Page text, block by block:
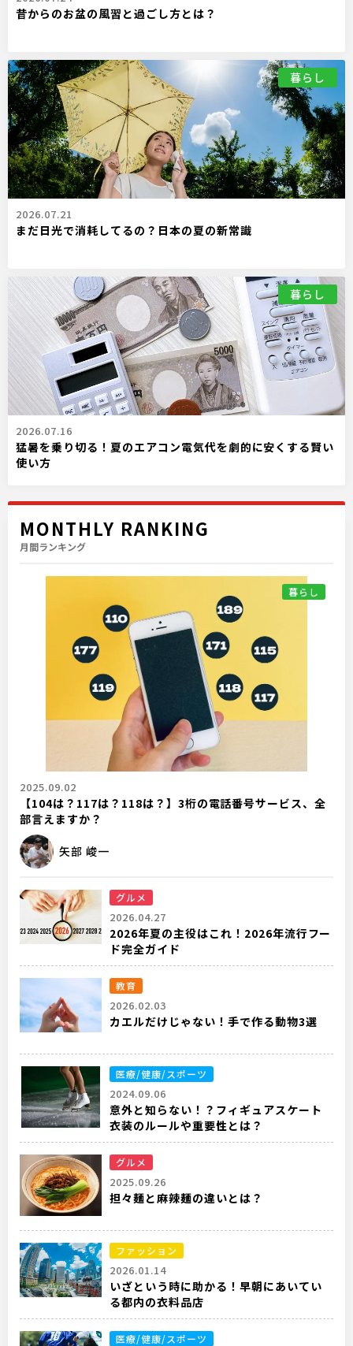
昔からのお盆の風習と過ごし方とは？
暮らし
2026.07.21
まだ日光で消耗してるの？日本の夏の新常識
暮らし
2026.07.16
猛暑を乗り切る！夏のエアコン電気代を劇的に安くする賢い
使い方
MONTHLY RANKING
月間ランキング
暮らし
2025.09.02
【104は？117は？118は？】3桁の電話番号サービス、全
部言えますか？
矢部 峻一
グルメ
2026.04.27
2026年夏の主役はこれ！2026年流行フー
ド完全ガイド
教育
2026.02.03
カエルだけじゃない！手で作る動物3選
医療/健康/スポーツ
2024.09.06
意外と知らない！？フィギュアスケート
衣装のルールや重要性とは？
グルメ
2025.09.26
担々麺と麻辣麺の違いとは？
ファッション
2026.01.14
いざという時に助かる！早朝にあいてい
る都内の衣料品店
医療/健康/スポーツ